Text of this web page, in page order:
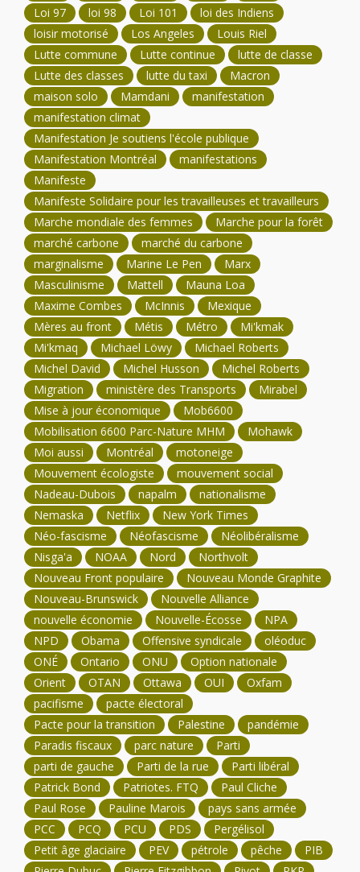
Loi 97 loi 98 Loi 101
loi des Indiens
loisir motorisé
Los Angeles
Louis Riel
Lutte commune
Lutte continue
lutte de classe
Lutte des classes
lutte du taxi
Macron
maison solo
Mamdani
manifestation
manifestation climat
Manifestation Je soutiens l'école publique
Manifestation Montréal
manifestations
Manifeste
Manifeste Solidaire pour les travailleuses et travailleurs
Marche mondiale des femmes
Marche pour la forêt
marché carbone
marché du carbone
marginalisme
Marine Le Pen
Marx
Masculinisme
Mattell
Mauna Loa
Maxime Combes
McInnis
Mexique
Mères au front
Métis Métro
Mi'kmak
Mi'kmaq
Michael Löwy
Michael Roberts
Michel David
Michel Husson
Michel Roberts
Migration
ministère des Transports
Mirabel
Mise à jour économique
Mob6600
Mobilisation 6600 Parc-Nature MHM
Mohawk
Moi aussi
Montréal
motoneige
Mouvement écologiste
mouvement social
Nadeau-Dubois
napalm
nationalisme
Nemaska
Netflix
New York Times
Néo-fascisme
Néofascisme
Néolibéralisme
Nisga'a
NOAA Nord
Northvolt
Nouveau Front populaire
Nouveau Monde Graphite
Nouveau-Brunswick
Nouvelle Alliance
nouvelle économie
Nouvelle-Écosse
NPA
NPD
Obama Offensive syndicale
oléoduc
ONÉ
Ontario ONU
Option nationale
Orient
OTAN Ottawa OUI
Oxfam
pacifisme
pacte électoral
Pacte pour la transition
Palestine
pandémie
Paradis fiscaux
parc nature
Parti
parti de gauche
Parti de la rue
Parti libéral
Patrick Bond
Patriotes. FTQ
Paul Cliche
Paul Rose
Pauline Marois
pays sans armée
PCC
PCQ PCU PDS
Pergélisol
Petit âge glaciaire
PEV pétrole pêche
PIB